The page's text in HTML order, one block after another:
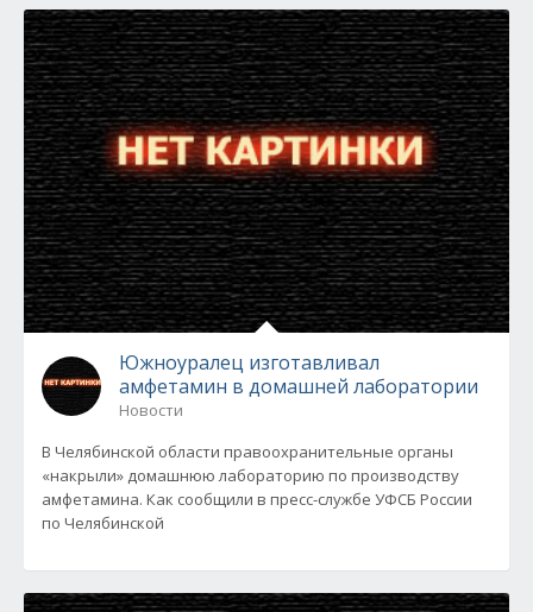
Южноуралец изготавливал
амфетамин в домашней лаборатории
Новости
В Челябинской области правоохранительные органы
«накрыли» домашнюю лабораторию по производству
амфетамина. Как сообщили в пресс-службе УФСБ России
по Челябинской